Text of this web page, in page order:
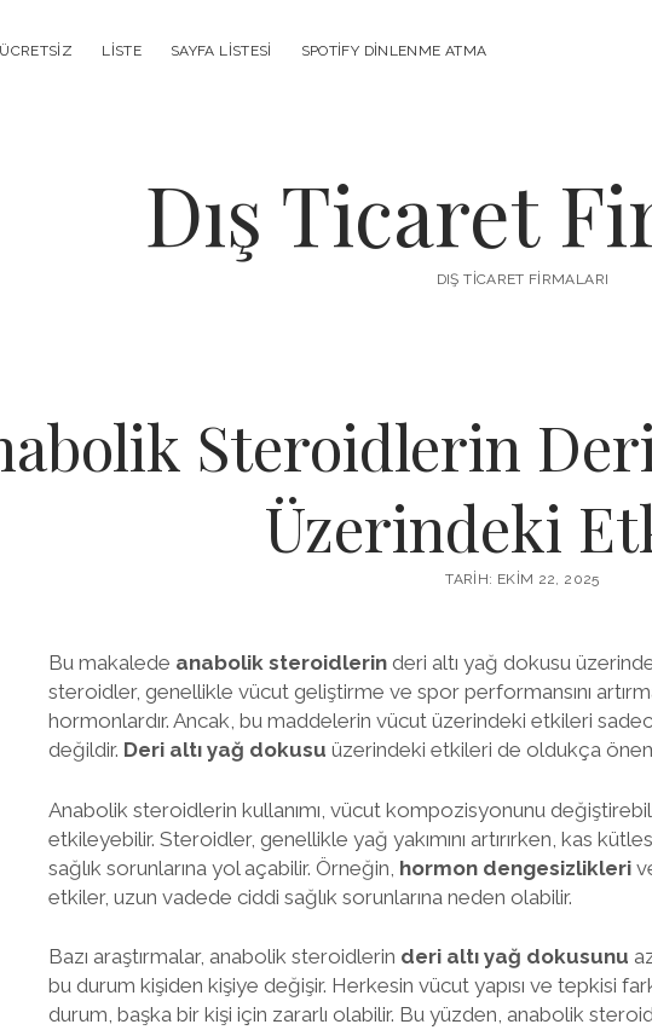
LISTE SAYFA LISTESI SPOTIFY DINLENME ATMA
Dış Ticaret
DIŞ TICARET FIRMALARI
Steroidlerin
Üzerindeki
TARIH: EKIM 22, 2025
Bu makalede anabolik steroidlerinderi altı yağ dokusu
steroidler, genellikle vücut geliştirme ve spor performansını
hormonlardır. Ancak, bu maddelerin vücut üzerindeki etkileri
değildir. Deri altı yağ dokusu üzerindeki etkileri de oldukça
Anabolik steroidlerin kullanımı, vücut kompozisyonunu
etkileyebilir. Steroidler, genellikle yağ yakımını artırırken, kas
sağlık sorunlarına yol açabilir. Örneğin, hormon dengesizlikleri
etkiler, uzun vadede ciddi sağlık sorunlarına neden olabilir.
Bazı araştırmalar, anabolik steroidlerin deri altı yağ dokusunu
bu durum kişiden kişiye değişir. Herkesin vücut yapısı ve tepkisi
durum, başka bir kişi için zararlı olabilir. Bu yüzden, anabolik